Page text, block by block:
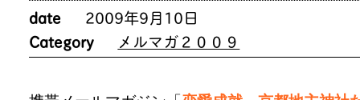
date
2009年9月10日
Category
メルマガ２００９